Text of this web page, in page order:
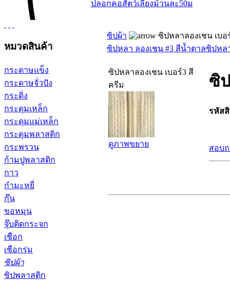
หมวดสินค้า
กระดาษแข็ง
กระดาษจั่วปัง
กระดิ่ง
กระดุมเหล็ก
กระดุมแม่เหล็ก
กระดุมพลาสติก
กระพรวน
ก้ามปูพลาสติก
กาว
กำมะหยี่
กุ๊น
ขอหมุน
จุ๊บติดกระจก
เชือก
เชือกร่ม
ซิปผ้า
ซิปพลาสติก
ซิปผ้า
ซิปหลาลองเชน เบอ
ซิปหลา ลองเชน #3 สีน้ำตาลซิปหล
ซิปหลาลองเชน เบอร์3 สี
ครีม
ดูภาพขยาย
ซิ
รหัสสิ
สอบ